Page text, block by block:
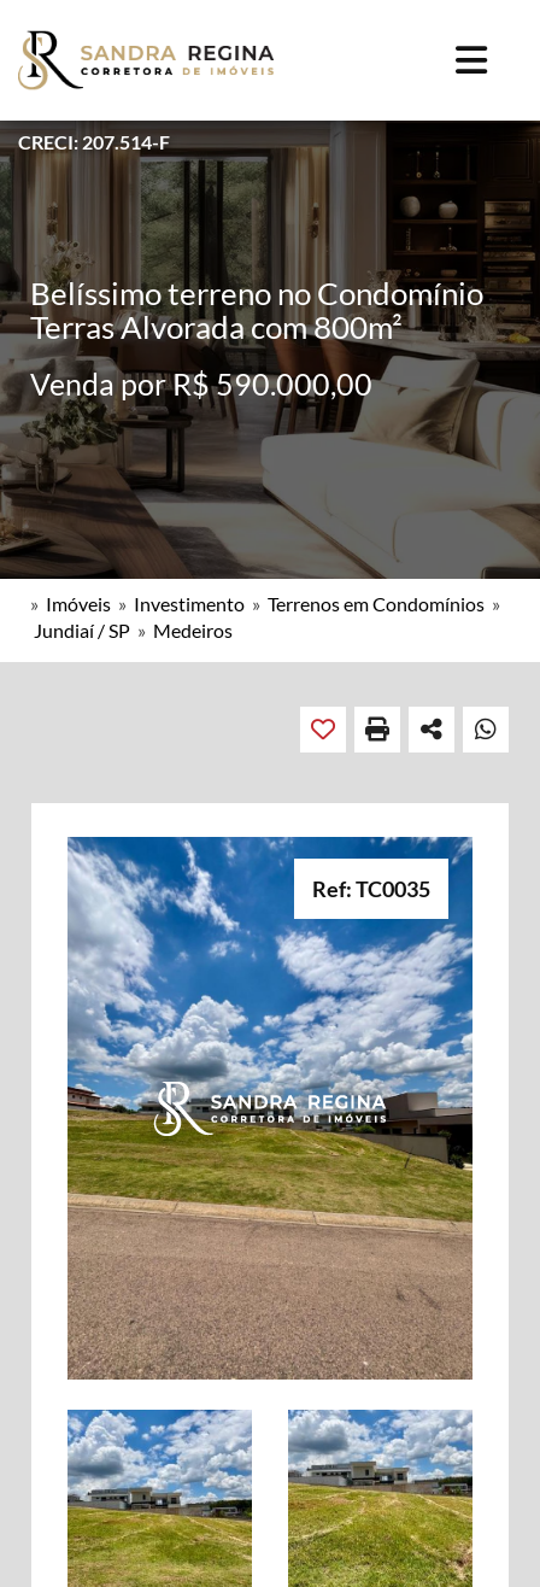
CRECI: 207.514-F
Belíssimo terreno no Condomínio
Terras Alvorada com 800m²
Venda por R$ 590.000,00
» Imóveis » Investimento » Terrenos em Condomínios »
Jundiaí / SP » Medeiros
Ref: TC0035